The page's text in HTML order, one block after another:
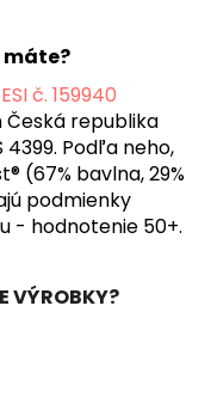
máte?
č. 159940
republika
Podľa neho,
(67% bavlna, 29%
podmienky
- hodnotenie 50+.
VÝROBKY?